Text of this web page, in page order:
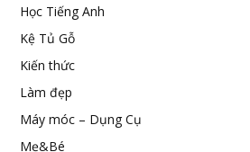
Học Tiếng Anh
Kệ Tủ Gỗ
Kiến thức
Làm đẹp
Máy móc – Dụng Cụ
Mẹ&Bé